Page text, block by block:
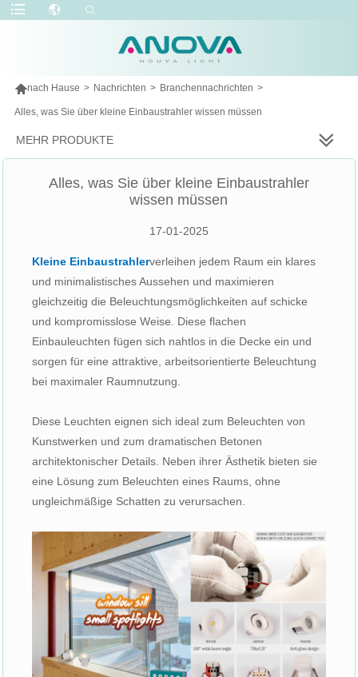
nach Hause > Nachrichten > Branchennachrichten >
Alles, was Sie über kleine Einbaustrahler wissen müssen
MEHR PRODUKTE
Alles, was Sie über kleine Einbaustrahler
wissen müssen
17-01-2025
Kleine Einbaustrahlerverleihen jedem Raum ein klares
und minimalistisches Aussehen und maximieren
gleichzeitig die Beleuchtungsmöglichkeiten auf schicke
und kompromisslose Weise. Diese flachen
Einbauleuchten fügen sich nahtlos in die Decke ein und
sorgen für eine attraktive, arbeitsorientierte Beleuchtung
bei maximaler Raumnutzung.
Diese Leuchten eignen sich ideal zum Beleuchten von
Kunstwerken und zum dramatischen Betonen
architektonischer Details. Neben ihrer Ästhetik bieten sie
eine Lösung zum Beleuchten eines Raums, ohne
ungleichmäßige Schatten zu verursachen.